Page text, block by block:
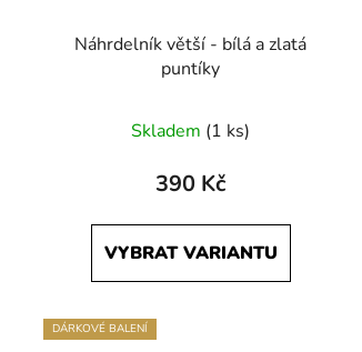
Náhrdelník větší - bílá a zlatá
puntíky
Skladem (1 ks)
390 Kč
VYBRAT VARIANTU
DÁRKOVÉ BALENÍ